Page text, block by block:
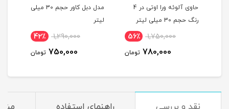
حاوی آلوئه ورا اوتی در 4
رنگ حجم 30 میلی لیتر
1,750,000 56٪
780,000 تومان
مدل دبل کاور حجم 30 میلی
لیتر
1,290,000 42٪
750,000 تومان